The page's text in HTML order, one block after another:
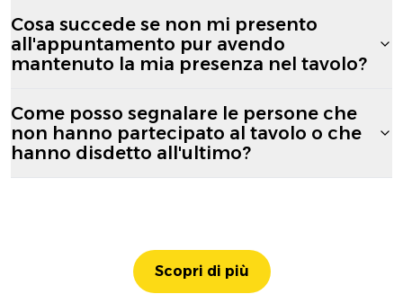
Cosa succede se non mi presento
all'appuntamento pur avendo
mantenuto la mia presenza nel tavolo?
Come posso segnalare le persone che
non hanno partecipato al tavolo o che
hanno disdetto all'ultimo?
Scopri di più